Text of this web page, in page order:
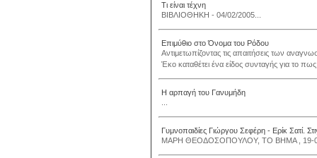
Τι είναι τέχνη
ΒΙΒΛΙΟΘΗΚΗ - 04/02/2005...
Επιμύθιο στο Όνομα του Ρόδου
Αντιμετωπίζοντας τις απαιτήσεις των
Έκο καταθέτει ένα είδος συνταγής για το
Η αρπαγή του Γανυμήδη
Γυμνοπαιδίες Γιώργου Σεφέρη - Ερίκ Σατί.
ΜΑΡΗ ΘΕΟΔΟΣΟΠΟΥΛΟΥ, ΤΟ ΒΗΜΑ , 19-